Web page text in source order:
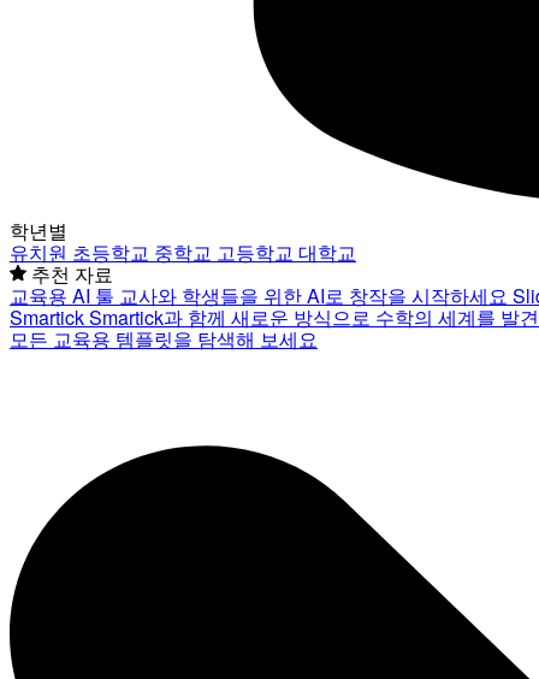
학년별
유치원 초등학교 중학교 고등학교 대학교
추천 자료
교육용 AI 툴 교사와 학생들을 위한 AI로 창작을 시작하세요
SmartickSmartick과 함께 새로운 방식으로 수학의 세계를 발
모든 교육용 템플릿을 탐색해 보세요